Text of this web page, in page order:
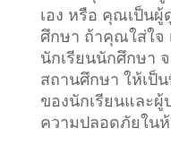
เอง หรือ คุณเป็นผู้
ศึกษา ถ้าคุณใส่ใจ
นักเรียนนักศึกษา
สถานศึกษา ให้เป็
ของนักเรียนและผู้
ความปลอดภัยใน